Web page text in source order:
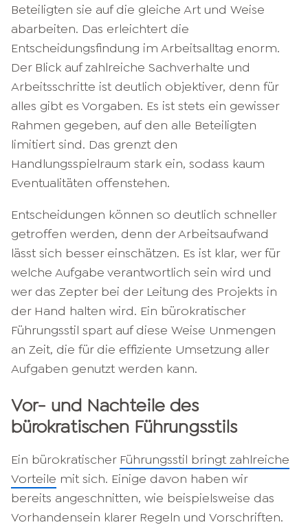
Beteiligten sie auf die gleiche Art und Weise
abarbeiten. Das erleichtert die
Entscheidungsfindung im Arbeitsalltag enorm.
Der Blick auf zahlreiche Sachverhalte und
Arbeitsschritte ist deutlich objektiver, denn für
alles gibt es Vorgaben. Es ist stets ein gewisser
Rahmen gegeben, auf den alle Beteiligten
limitiert sind. Das grenzt den
Handlungsspielraum stark ein, sodass kaum
Eventualitäten offenstehen.
Entscheidungen können so deutlich schneller
getroffen werden, denn der Arbeitsaufwand
lässt sich besser einschätzen. Es ist klar, wer für
welche Aufgabe verantwortlich sein wird und
wer das Zepter bei der Leitung des Projekts in
der Hand halten wird. Ein bürokratischer
Führungsstil spart auf diese Weise Unmengen
an Zeit, die für die effiziente Umsetzung aller
Aufgaben genutzt werden kann.
Vor- und Nachteile des
bürokratischen Führungsstils
Ein bürokratischer Führungsstil bringt zahlreiche
Vorteile mit sich. Einige davon haben wir
bereits angeschnitten, wie beispielsweise das
Vorhandensein klarer Regeln und Vorschriften.